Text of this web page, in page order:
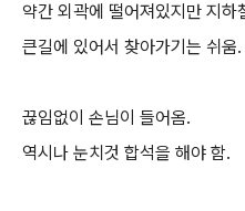
약간 외곽에 떨어져있지만 지하
큰길에 있어서 찾아가기는 쉬움.
끊임없이 손님이 들어옴.
역시나 눈치것 합석을 해야 함.